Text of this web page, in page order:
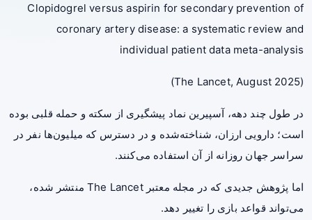
Clopidogrel versus aspirin for secondary prevention of
coronary artery disease: a systematic review and
individual patient data meta-analysis
(The Lancet, August 2025)
در طول چند دهه، آسپیرین نماد پیشگیری از سکته و حمله قلبی بوده
است؛ دارویی ارزان، شناخته‌شده و در دسترس که میلیون‌ها نفر در
سراسر جهان روزانه از آن استفاده می‌کنند.
اما پژوهش جدیدی که در مجله معتبر The Lancet منتشر شده،
می‌تواند قواعد بازی را تغییر دهد.